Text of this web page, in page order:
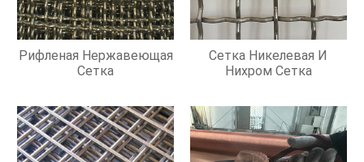
Рифленая Нержавеющая
Сетка
Сетка Никелевая И
Нихром Сетка